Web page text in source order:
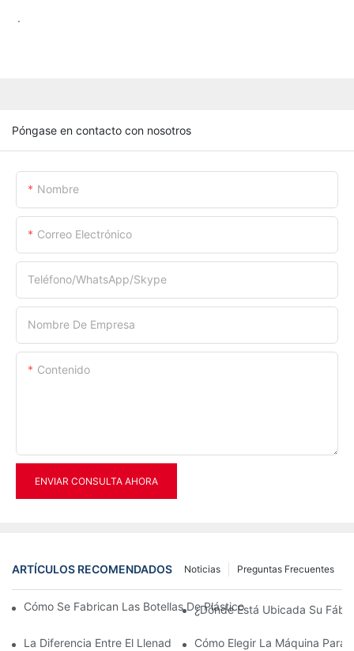
.
Póngase en contacto con nosotros
Nombre
Correo Electrónico
Teléfono/WhatsApp/Skype
Nombre De Empresa
Contenido
ENVIAR CONSULTA AHORA
ARTÍCULOS RECOMENDADOS Preguntas Frecuentes
Noticias
Cómo Se Fabrican Las Botellas De Plástico Con La Máquina De
¿Dónde Está Ubicada Su
La Diferencia Entre El Llenado En Caliente Y El Llenado En Frío
Cómo Elegir La Máquina Para